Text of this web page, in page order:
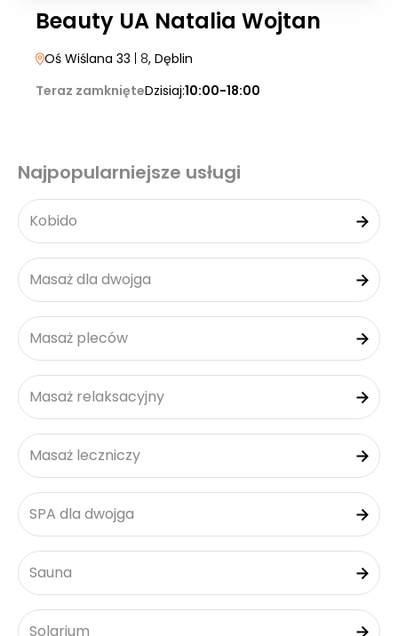
Beauty UA Natalia Wojtan
Oś Wiślana 33 | 8, Dęblin
Teraz zamknięteDzisiaj:10:00-18:00
Najpopularniejsze usługi
Kobido
Masaż dla dwojga
Masaż pleców
Masaż relaksacyjny
Masaż leczniczy
SPA dla dwojga
Sauna
Solarium